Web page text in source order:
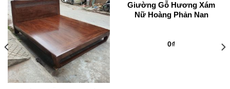
Giường Gỗ Hương Xám
Nữ Hoàng Phản Nan
0₫